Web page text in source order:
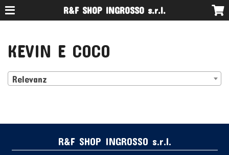
R&F SHOP INGROSSO s.r.l.
KEVIN E COCO
Relevanz
R&F SHOP INGROSSO s.r.l.